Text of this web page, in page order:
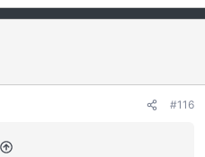
#116